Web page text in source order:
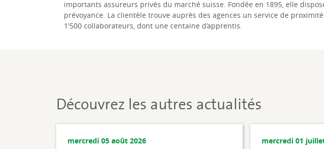
importants assureurs privés du marché suisse. Fondée en 1895, elle
prévoyance. La clientèle trouve auprès des agences un service de
1'500 collaborateurs, dont une centaine d’apprentis.
Découvrez les autres actualités
mercredi 05 août 2026 mercredi 01